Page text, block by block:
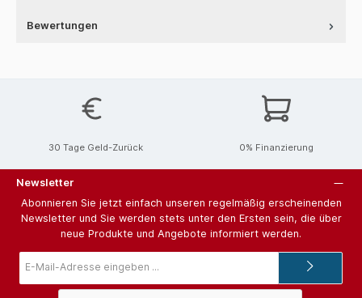
Bewertungen
30 Tage Geld-Zurück 0% Finanzierung
Newsletter
Abonnieren Sie jetzt einfach unseren regelmäßig erscheinenden
Newsletter und Sie werden stets unter den Ersten sein, die über
neue Produkte und Angebote informiert werden.
Mail-